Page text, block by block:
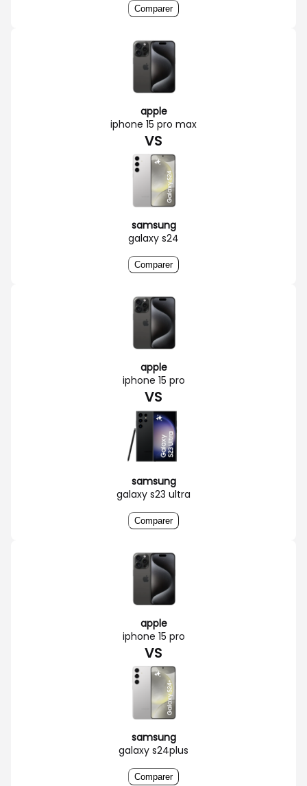
Comparer
apple
iphone 15 pro max
VS
samsung
galaxy s24
Comparer
apple
iphone 15 pro
VS
samsung
galaxy s23 ultra
Comparer
apple
iphone 15 pro
VS
samsung
galaxy s24plus
Comparer